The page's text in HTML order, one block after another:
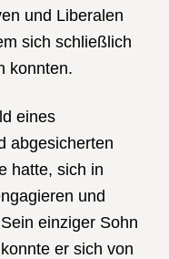
und Liberalen
sich schließlich
konnten.
eines
abgesicherten
hatte, sich in
und
einziger Sohn
er sich von